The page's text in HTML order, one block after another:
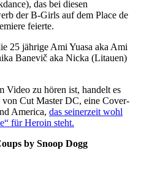
das bei diesen
der B-Girls auf dem Place de
feierte.
25 jährige Ami Yuasa aka Ami
Banevič aka Nicka (Litauen)
Video zu hören ist, handelt es
Cut Master DC, eine Cover-
America, das seinerzeit wohl
für Heroin steht.
by Snoop Dogg